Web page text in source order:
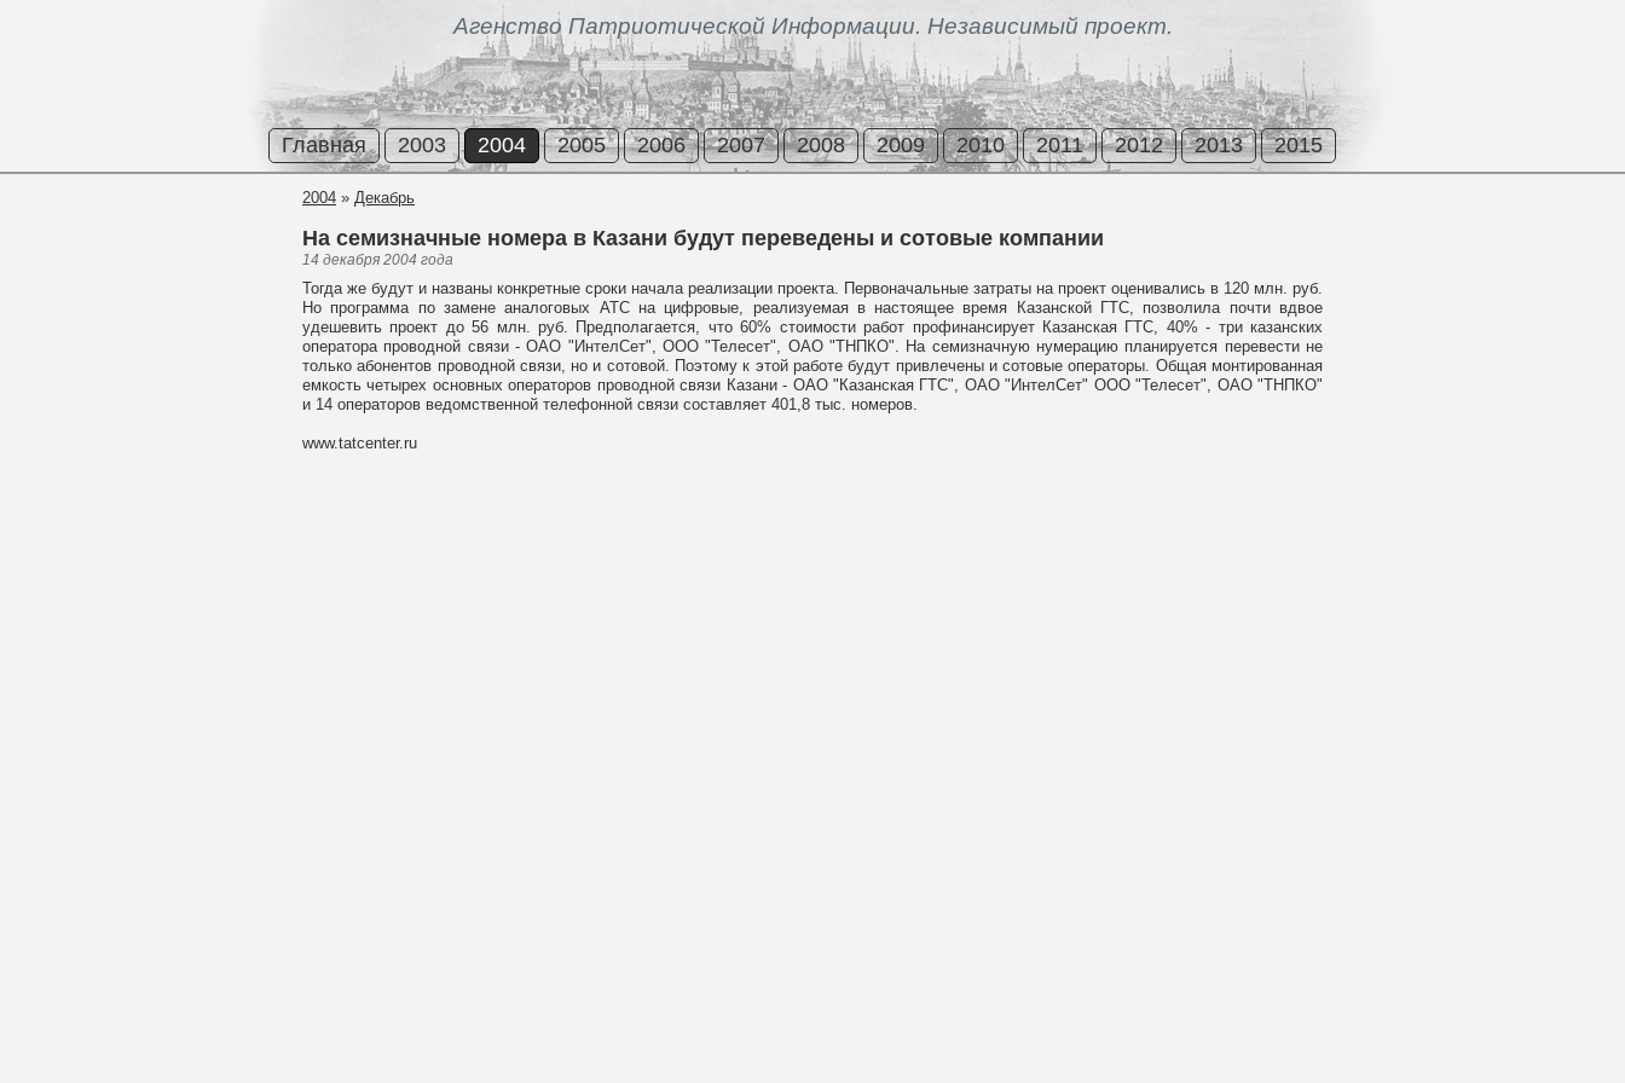
Агенство Патриотической Информации. Независимый проект.
Главная 2003 2004 2005 2006 2007 2008 2009 2010 2011 2012 2013 2015
2004 » Декабрь
На семизначные номера в Казани будут переведены и сотовые компании
14 декабря 2004 года
Тогда же будут и названы конкретные сроки начала реализации проекта. Первоначальные затраты на проект оценивались в 120 млн. руб.
Но программа по замене аналоговых АТС на цифровые, реализуемая в настоящее время Казанской ГТС, позволила почти вдвое
удешевить проект до 56 млн. руб. Предполагается, что 60% стоимости работ профинансирует Казанская ГТС, 40% - три казанских
оператора проводной связи - ОАО "ИнтелСет", ООО "Телесет", ОАО "ТНПКО". На семизначную нумерацию планируется перевести не
только абонентов проводной связи, но и сотовой. Поэтому к этой работе будут привлечены и сотовые операторы. Общая монтированная
емкость четырех основных операторов проводной связи Казани - ОАО "Казанская ГТС", ОАО "ИнтелСет" ООО "Телесет", ОАО "ТНПКО"
и 14 операторов ведомственной телефонной связи составляет 401,8 тыс. номеров.
www.tatcenter.ru